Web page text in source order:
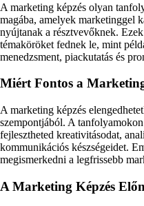
A marketing képzés olyan
magába, amelyek marketinggel
nyújtanak a résztvevőknek.
témaköröket fednek le, mint
menedzsment, piackutatás és
Miért Fontos a
A marketing képzés
szempontjából. A
fejlesztheted kreativitásodat,
kommunikációs készségeidet.
megismerkedni a legfrissebb
A Marketing Képzés